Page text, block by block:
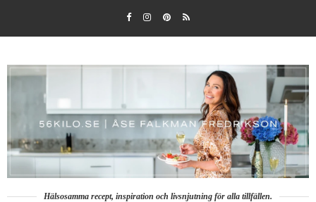
Hälsosamma recept, inspiration och livsnjutning för alla tillfällen.